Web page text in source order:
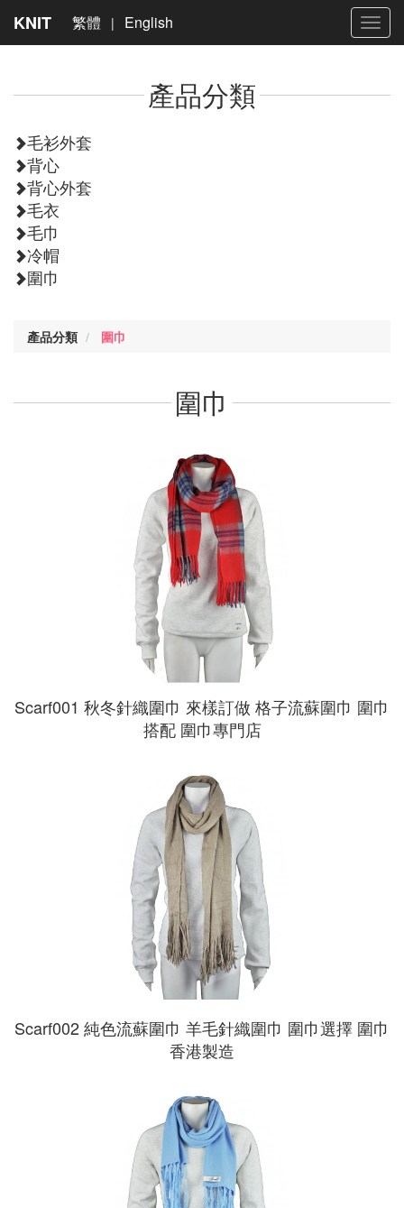
KNIT 繁體 | English
產品分類
毛衫外套
背心
背心外套
毛衣
毛巾
冷帽
圍巾
產品分類 圍巾
圍巾
Scarf001 秋冬針織圍巾 來樣訂做 格子流蘇圍巾 圍巾
搭配 圍巾專門店
Scarf002 純色流蘇圍巾 羊毛針織圍巾 圍巾選擇 圍巾
香港製造